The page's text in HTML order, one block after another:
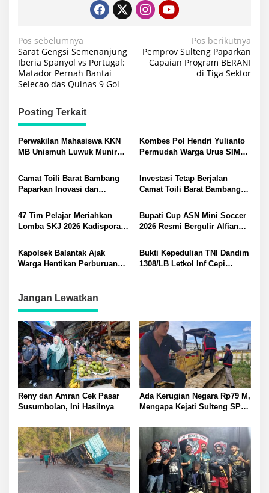
Navigasi
pos
Pos sebelumnya
Sarat Gengsi Semenanjung
Iberia Spanyol vs Portugal:
Matador Pernah Bantai
Selecao das Quinas 9 Gol
Pos berikutnya
Pemprov Sulteng Paparkan
Capaian Program BERANI
di Tiga Sektor
Posting Terkait
Perwakilan Mahasiswa KKN
MB Unismuh Luwuk Munir
di Desa Lontos Tingkatkan
Kesadaran Hukum Masyarakat
Kombes Pol Hendri Yulianto
Permudah Warga Urus SIM
Hadirkan Layanan SIM
Keliling di Toili dan Batui
Camat Toili Barat Bambang
Paparkan Inovasi dan
Bupati dan Wakil Banggai
Perkuat Arah Gerbang Timur
Investasi Tetap Berjalan
Camat Toili Barat Bambang
Keselamatan Warga Mantawa
Tidak Diabaikan
47 Tim Pelajar Meriahkan
Lomba SKJ 2026 Kadispora
Kegiatan dan Sampaikan
Salam Bupati Banggai
Bupati Cup ASN Mini Soccer
2026 Resmi Bergulir Alfian
Lakukan Kick Off Perdana
Bank Sulteng Tantang
ATR/BPN di Laga Pembuka
Kapolsek Balantak Ajak
Warga Hentikan Perburuan
Bukti Kepedulian TNI Dandim
1308/LB Letkol Inf Cepi
Jangan Lewatkan
Reny dan Amran Cek Pasar
Susumbolan, Ini Hasilnya
Ada Kerugian Negara Rp79 M,
Mengapa Kejati Sulteng SP3
Dorong Kejagung Ambil Alih